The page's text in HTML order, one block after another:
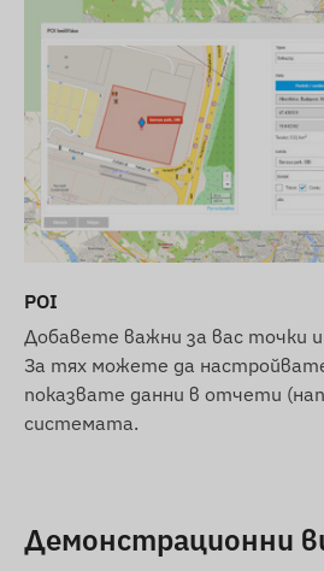
доставчик на услуги преди
страни (напр. Швейцария) и
оператори вече тече
технологията.Нашият
дългосрочно и надеждно
международна употреба,
изберете нашите по-
устройства, които
Ние се стремим към
актуализиране и точност
изображенията, показани на
имайте предвид обаче, че
запазва правото да променя
действителният външен
може минимално да се
POI
Добавете важни за вас точки
За тях можете да
показвате данни в отчети
системата.
Демонстрационни